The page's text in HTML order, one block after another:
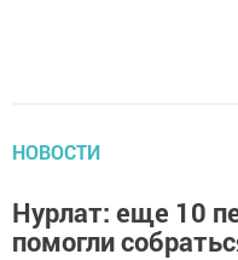
НОВОСТИ
Нурлат: еще 10
помогли